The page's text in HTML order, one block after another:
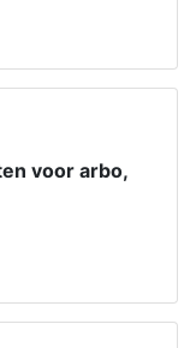
voor arbo,